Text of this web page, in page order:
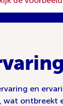
en
ontbreekt